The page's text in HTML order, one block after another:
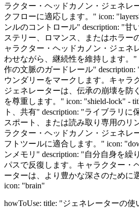
ラクター・ヘッドカノン・ジェネレ
クフローに適応します。" icon:
ンルのコントロール" description: "甘
ステリー、ロマンス、またはホラー
ャラクター・ヘッドカノン・ジェネ
わせながら、継続性を維持します。"
作の文脈のガードレール"
ウンダリーをマークします。キャラ
ジェネレーターは、伝承の崩壊を防
を尊重します。" icon: "shield-lock" -
ト、共有" description: "ライブラリに
スポート、または読み取り専用のリ
ラクター・ヘッドカノン・ジェネレ
フトツールに適合します。" icon:
ンメモリ" description: "自分自身を繰
パスで反復します。キャラクター・
ーターは、より豊かな深さのために
icon: "brain"
howToUse: title: "ジェネレーターの使